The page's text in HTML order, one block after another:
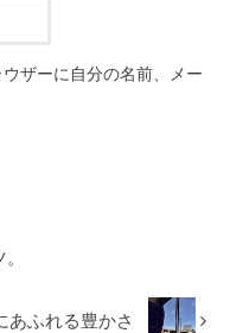
ザーに自分の名前、メー
あふれる豊かさ